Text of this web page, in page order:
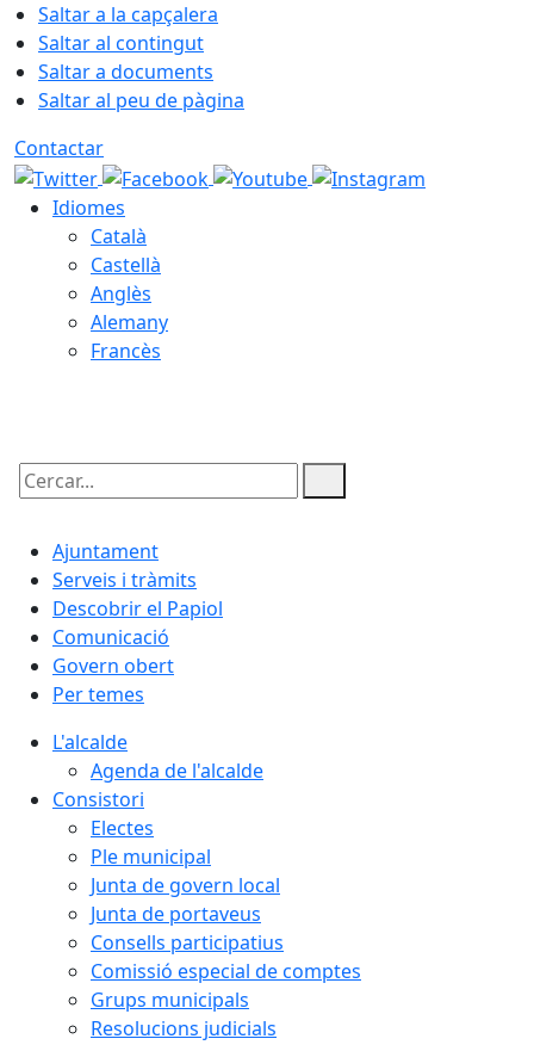
Saltar a la capçalera
Saltar al contingut
Saltar a documents
Saltar al peu de pàgina
Contactar
Idiomes
Català
Castellà
Anglès
Alemany
Francès
Cercar:
Ajuntament
Serveis i tràmits
Descobrir el Papiol
Comunicació
Govern obert
Per temes
L'alcalde
Agenda de l'alcalde
Consistori
Electes
Ple municipal
Junta de govern local
Junta de portaveus
Consells participatius
Comissió especial de comptes
Grups municipals
Resolucions judicials